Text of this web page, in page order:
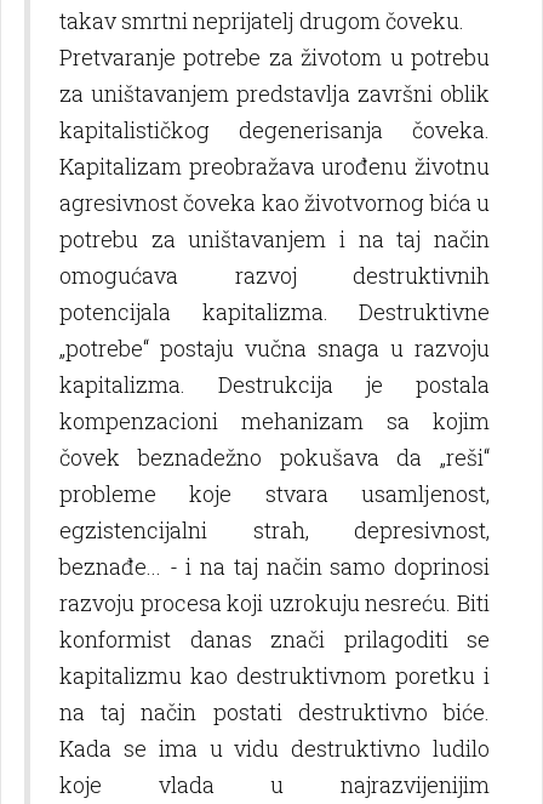
takav smrtni neprijatelј drugom čoveku.
Pretvaranje potrebe za životom u potrebu
za uništavanjem predstavlјa završni oblik
kapitalističkog degenerisanja čoveka.
Kapitalizam preobražava urođenu životnu
agresivnost čoveka kao životvornog bića u
potrebu za uništavanjem i na taj način
omogućava razvoj destruktivnih
potencijala kapitalizma. Destruktivne
„potrebe“ postaju vučna snaga u razvoju
kapitalizma. Destrukcija je postala
kompenzacioni mehanizam sa kojim
čovek beznadežno pokušava da „reši“
probleme koje stvara usamlјenost,
egzistencijalni strah, depresivnost,
beznađe... - i na taj način samo doprinosi
razvoju procesa koji uzrokuju nesreću. Biti
konformist danas znači prilagoditi se
kapitalizmu kao destruktivnom poretku i
na taj način postati destruktivno biće.
Kada se ima u vidu destruktivno ludilo
koje vlada u najrazvijenijim